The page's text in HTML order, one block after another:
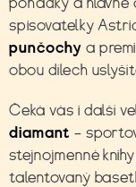
spisovatelky
punčochy a
obou dílech
Čeká vás i další
diamant –
stejnojmenné knihy
talentovaný